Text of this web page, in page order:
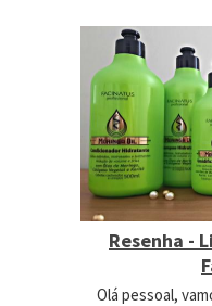
Resenha -
Olá pessoal,